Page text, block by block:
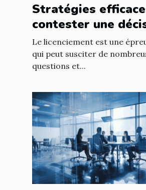
Stratégies
contester une
licenciement
Le licenciement est une
qui peut susciter de
questions et...